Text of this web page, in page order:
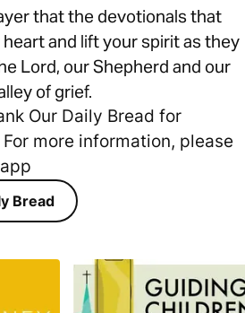
that the devotionals that
and lift your spirit as they
Lord, our Shepherd and our
of grief.
Our Daily Bread for
more information, please
Bread